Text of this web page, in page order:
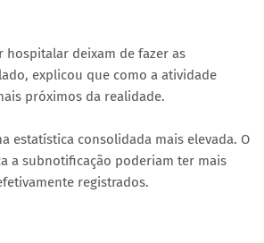
hospitalar deixam de fazer as
explicou que como a atividade
próximos da realidade.
estatística consolidada mais elevada. O
a subnotificação poderiam ter mais
registrados.